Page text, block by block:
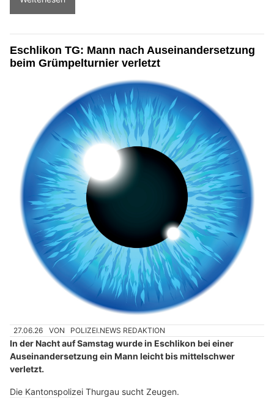
Eschlikon TG: Mann nach Auseinandersetzung
beim Grümpelturnier verletzt
27.06.26 VON POLIZEI.NEWS REDAKTION
In der Nacht auf Samstag wurde in Eschlikon bei einer
Auseinandersetzung ein Mann leicht bis mittelschwer
verletzt.
Die Kantonspolizei Thurgau sucht Zeugen.